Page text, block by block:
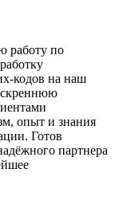
работу по
кодов на наш
опыт и знания
Готов
партнера